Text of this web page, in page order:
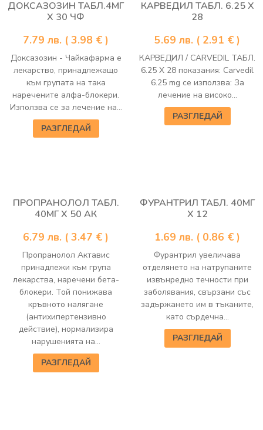
ДОКСАЗОЗИН ТАБЛ.4МГ
Х 30 ЧФ
7.79 лв. ( 3.98 € )
Доксазозин - Чайкафарма е
лекарство, принадлежащо
към групата на така
наречените алфа-блокери.
Използва се за лечение на...
РАЗГЛЕДАЙ
КАРВЕДИЛ ТАБЛ. 6.25 Х
28
5.69 лв. ( 2.91 € )
КАРВЕДИЛ / CARVEDIL ТАБЛ.
6.25 Х 28 показания: Carvedil
6.25 mg се използва: За
лечение на високо...
РАЗГЛЕДАЙ
ПРОПРАНОЛОЛ ТАБЛ.
40МГ Х 50 АК
6.79 лв. ( 3.47 € )
Пропранолол Актавис
принадлежи към група
лекарства, наречени бета-
блокери. Той понижава
кръвното налягане
(антихипертензивно
действие), нормализира
нарушенията на...
РАЗГЛЕДАЙ
ФУРАНТРИЛ ТАБЛ. 40МГ
Х 12
1.69 лв. ( 0.86 € )
Фурантрил увеличава
отделянето на натрупаните
извънредно течности при
заболявания, свързани със
задържането им в тъканите,
като сърдечна...
РАЗГЛЕДАЙ